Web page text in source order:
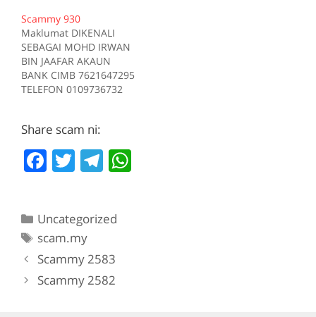
Sumber scam.my id:708
Scammy 930
Maklumat DIKENALI
SEBAGAI MOHD IRWAN
BIN JAAFAR AKAUN
BANK CIMB 7621647295
TELEFON 0109736732
deskripsi Sumber
Share scam ni:
F
e
b
o
T
er
T
gr
a
m
Categories
Uncategorized
Tags
scam.my
Scammy 2583
Scammy 2582